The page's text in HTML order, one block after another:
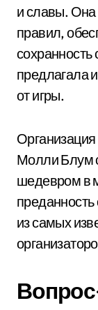
и славы. Она
правил,
сохранность
предлагала
от игры.
Молли Блум
шедевром в
из самых